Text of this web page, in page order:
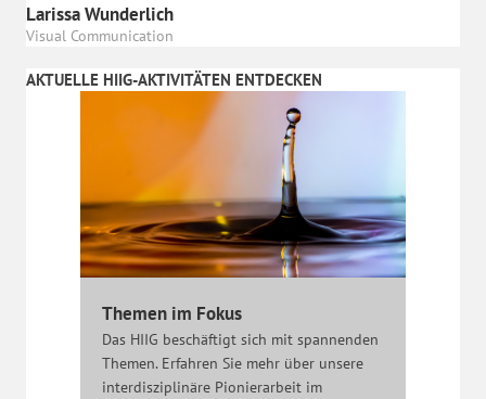
Larissa Wunderlich
Visual Communication
AKTUELLE HIIG-AKTIVITÄTEN ENTDECKEN
Themen im Fokus
Das HIIG beschäftigt sich mit spannenden
Themen. Erfahren Sie mehr über unsere
interdisziplinäre Pionierarbeit im